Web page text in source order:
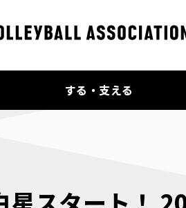
する・支える